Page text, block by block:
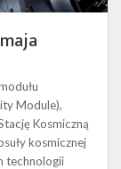
Module),
Kosmiczną
kosmicznej
technologii